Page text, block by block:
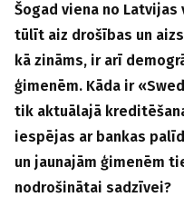
Šogad viena no
tūlīt aiz drošības un
kā zināms, ir arī
ģimenēm. Kāda ir
tik aktuālajā
iespējas ar bankas
un jaunajām ģimenēm
nodrošinātai sadzīvei?